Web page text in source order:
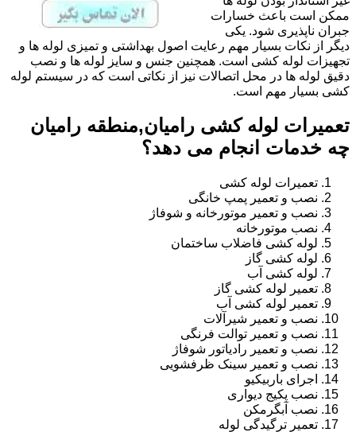
ممکن است باعث خسارات
جبران ناپذیری شود. یکی
دیگر از نکات بسیار مهم رعایت اصول بهداشتی و تمیزی لوله ها و
تجهیزات لوله کشی است. همچنین جنس و سایز لوله ها و نصب
دقیق لوله ها در محل اتصالات نیز از نکاتی است که در سیستم لوله
کشی بسیار مهم است.
تعمیرات لوله کشی رامیان,منطقه رامیان
چه خدمات انجام می دهد؟
تعمیرات لوله کشی
نصب و تعمیر پمپ خانگی
نصب و تعمیر موتورخانه و شوفاژ
نصب موتورخانه
لوله کشی فاضلاب ساختمان
لوله کشی گاز
لوله کشی آب
تعمیر لوله کشی گاز
تعمیر لوله کشی آب
نصب و تعمیر شیرآلات
نصب و تعمیر توالت فرنگی
نصب و تعمیر رادیاتور شوفاژ
نصب و تعمیر سینک ظرفشویی
اجرای باربیکیو
نصب پکیج دیواری
نصب آبگرمکن
تعمیر ترگیدگی لوله